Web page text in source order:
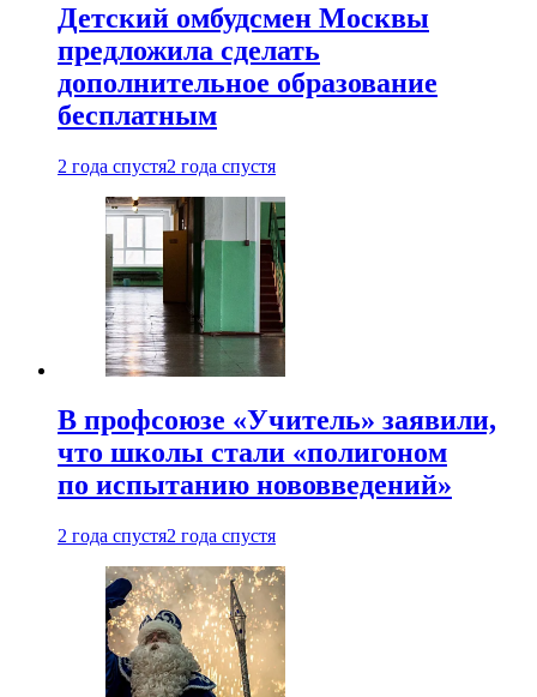
Детский омбудсмен Москвы
предложила сделать
дополнительное образование
бесплатным
2 года спустя2 года спустя
В профсоюзе «Учитель» заявили,
что школы стали «полигоном
по испытанию нововведений»
2 года спустя2 года спустя